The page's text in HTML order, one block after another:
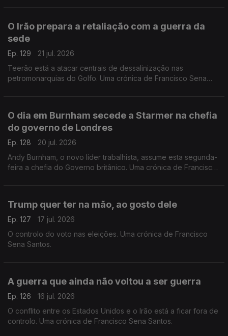
O Irão prepara a retaliação com a guerra da
sede
Ep. 129
21 jul. 2026
Teerão está a atacar centrais de dessalinização nas
petromonarquias do Golfo. Uma crónica de Francisco Sena
O dia em Burnham secede a Starmer na chefia
do governo de Londres
Ep. 128
20 jul. 2026
Andy Burnham, o novo líder trabalhista, assume esta segunda-
feira a chefia do Governo britânico. Uma crónica de Francisco
Trump quer ter na mão, ao gosto dele
Ep. 127
17 jul. 2026
O controlo do voto nas eleições. Uma crónica de Francisco
Sena Santos.
A guerra que ainda não voltou a ser guerra
Ep. 126
16 jul. 2026
O conflito entre os Estados Unidos e o Irão está a ficar fora de
controlo. Uma crónica de Francisco Sena Santos.